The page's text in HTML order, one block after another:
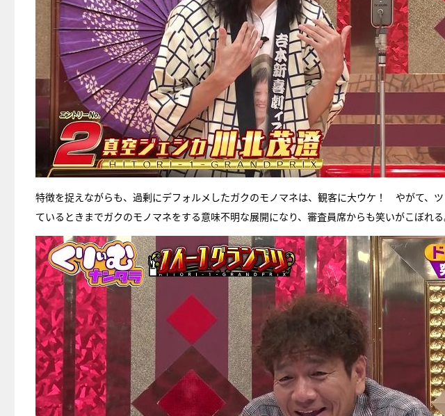
特徴を捉えながらも、過剰にデフォルメしたガクのモノマネは、観客に大ウケ！ やがて、
ているときまでガクのモノマネをする意味不明な展開になり、審査員席からも笑いがこぼれる